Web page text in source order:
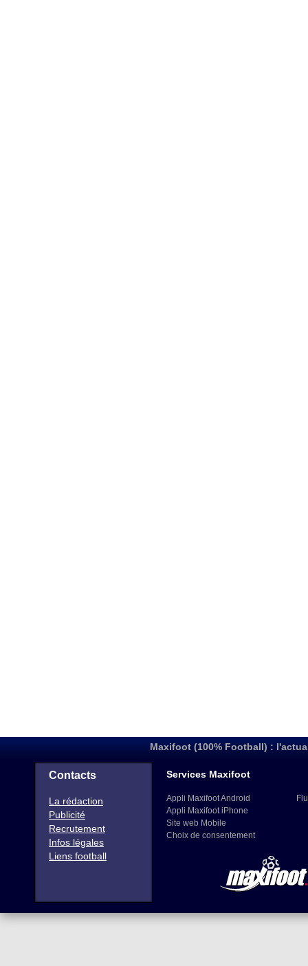
Maxifoot (100% Football) :
Contacts
La rédaction
Publicité
Recrutement
Infos légales
Liens football
Services Maxifoot
Appli Maxifoot Android
Appli Maxifoot iPhone
Site web Mobile
Choix de consentement